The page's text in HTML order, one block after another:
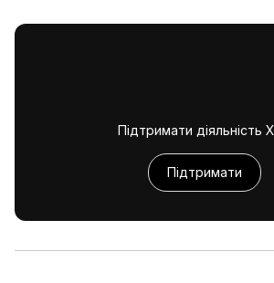
Підтримати діяльність
Підтримати